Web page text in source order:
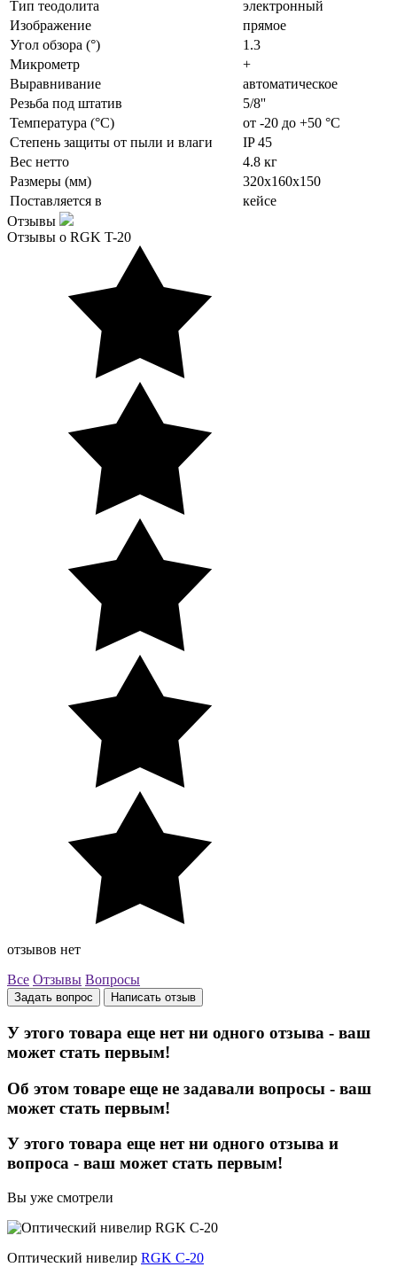
Тип теодолита
электронный
Изображение
прямое
Угол обзора (°)
1.3
Микрометр
+
Выравнивание
автоматическое
Резьба под штатив
5/8''
Температура (°C)
от -20 до +50 °C
Степень защиты от пыли и влаги
IP 45
Вес нетто
4.8 кг
Размеры (мм)
320х160х150
Поставляется в
кейсе
Отзывы
Отзывы о RGK T-20
отзывов нет
Все Отзывы Вопросы
Задать вопрос Написать отзыв
У этого товара еще нет ни одного отзыва - ваш
может стать первым!
Об этом товаре еще не задавали вопросы - ваш
может стать первым!
У этого товара еще нет ни одного отзыва и
вопроса - ваш может стать первым!
Вы уже смотрели
Оптический нивелир RGK C-20